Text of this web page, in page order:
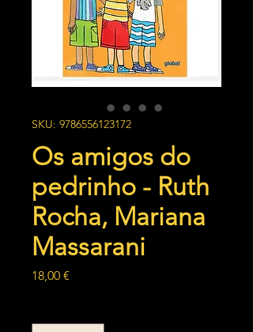
SKU: 9786556123172
Os amigos do
pedrinho - Ruth
Rocha, Mariana
Massarani
18,00 €